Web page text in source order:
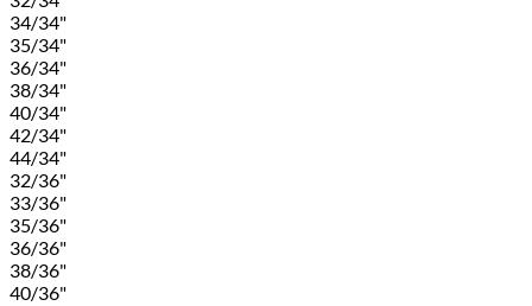
34/34"
35/34"
36/34"
38/34"
40/34"
42/34"
44/34"
32/36"
33/36"
35/36"
36/36"
38/36"
40/36"